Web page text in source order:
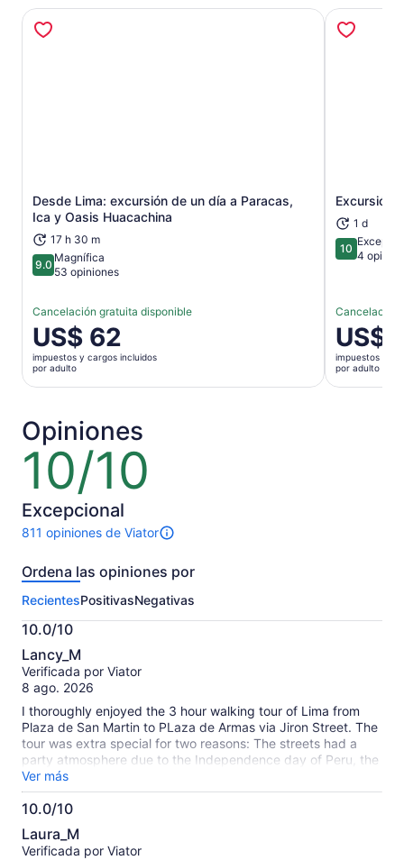
Desde Lima: excursión de un día a Paracas,
Ica y Oasis Huacachina
17 h 30 m
9.09.0 de 10
Magnífica
53 opiniones
Cancelación gratuita disponible
El
precio
es
de
por
adulto
US$ 62
impuestos y cargos incluidos
por adulto
Se abrirá en una nueva pestaña
Excursión
1 d
1010 de 10
4
Cancelación
El
precio
es
de
US$
impuestos y
por adulto
Opiniones
10/10
10
10
Excepcional
811 opiniones de Viator
811
sobre
actividad.
Más
información
sobre
las
opiniones
Ordena las opiniones por
RecientesPositivasNegativas
10.0/10
10.0
de
10
Lancy_M
Verificada por Viator
8 ago. 2026
I thoroughly enjoyed the 3 hour walking tour of Lima from
Plaza de San Martin to PLaza de Armas via Jiron Street. The
tour was extra special for two reasons: The streets had a
party atmosphere due to the Independence day of Peru, the
surprise treat of Churros by the tour guide. The tour of the
Catacombs was very short and a bit of a let down. Pls note
we see most of the churches and building from outside
thoroughly enjoyed this introduction to the city of Lima
Ver más
10.0/10
10.0
de
Laura_M
Verificada por Viator